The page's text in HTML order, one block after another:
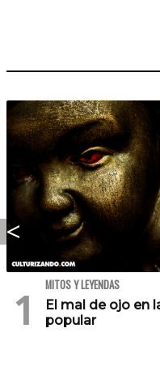
MITOS Y LEYENDAS
El mal de ojo en
popular